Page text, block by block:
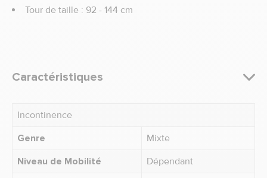
Caractéristiques
Incontinence
Genre
Mixte
Niveau de Mobilité
Dépendant
Tour de taille : 92 - 144 cm